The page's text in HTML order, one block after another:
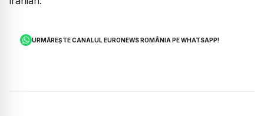
URMĂREȘTE CANALUL EURONEWS ROMÂNIA PE WHATSAPP!